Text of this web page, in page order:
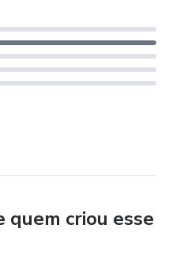
criou esse